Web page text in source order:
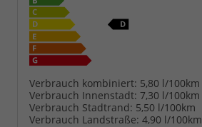
Verbrauch kombiniert: 5,80 l/100km
Verbrauch Innenstadt: 7,30 l/100km
Verbrauch Stadtrand: 5,50 l/100km
Verbrauch Landstraße: 4,90 l/100km